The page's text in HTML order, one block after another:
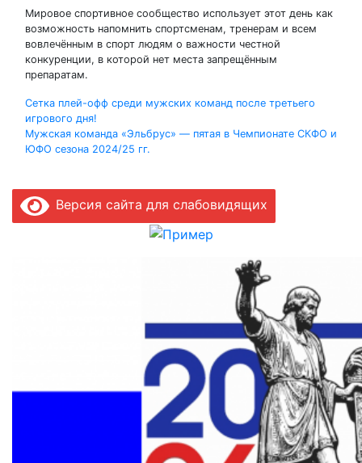
Мировое спортивное сообщество использует этот день как
возможность напомнить спортсменам, тренерам и всем
вовлечённым в спорт людям о важности честной
конкуренции, в которой нет места запрещённым
препаратам.
Навигация
по
Сетка плей-офф среди мужских команд после третьего
игрового дня!
Мужская команда «Эльбрус» — пятая в Чемпионате СКФО и
ЮФО сезона 2024/25 гг.
Версия сайта для слабовидящих